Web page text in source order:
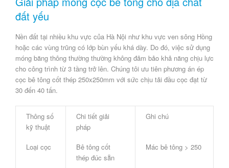
đất yếu
Nền đất tại nhiều khu vực của Hà Nội như khu vực ven sông Hồng
hoặc các vùng trũng có lớp bùn yếu khá dày. Do đó, việc sử dụng
móng băng thông thường thường không đảm bảo khả năng chịu lực
cho công trình từ 3 tầng trở lên. Chúng tôi ưu tiên phương án ép
cọc bê tông cốt thép 250x250mm với sức chịu tải đầu cọc đạt từ
30 đến 40 tấn.
Thông số
kỹ thuật
Chi tiết giải
pháp
Ghi chú
Loại cọc
Bê tông cốt
thép đúc sẵn
Mác bê tông > 250